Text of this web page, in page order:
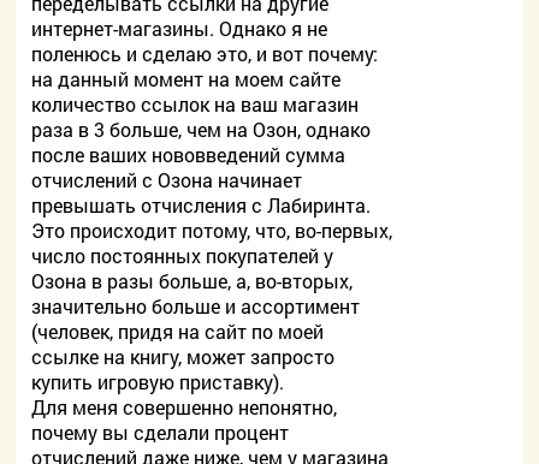
интернет-магазины. Однако я не
поленюсь и сделаю это, и вот почему:
на данный момент на моем сайте
количество ссылок на ваш магазин
раза в 3 больше, чем на Озон, однако
после ваших нововведений сумма
отчислений с Озона начинает
превышать отчисления с Лабиринта.
Это происходит потому, что, во-первых,
число постоянных покупателей у
Озона в разы больше, а, во-вторых,
значительно больше и ассортимент
(человек, придя на сайт по моей
ссылке на книгу, может запросто
купить игровую приставку).
Для меня совершенно непонятно,
почему вы сделали процент
отчислений даже ниже, чем у магазина